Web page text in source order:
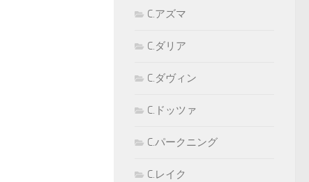
C.アズマ
C.ダリア
C.ダヴィン
C.ドッツァ
C.パークニング
C.レイク